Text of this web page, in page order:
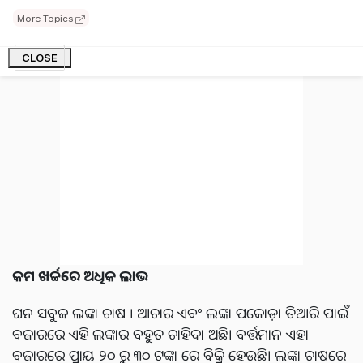
More Topics
CLOSE
ନଜରରୁ ରକ୍ଷା କରିବା ପାଇଁ ମଧ୍ୟ ବ୍ୟବହାର କରନ୍ତି।
କମ ଖର୍ଚ୍ଚରେ ଅଧିକ ଲାଭ
ଘନ ସବୁଜ ଲଙ୍କା ଚାଷ । ଆଚାର ଏବଂ ଲଙ୍କା ପକୋଡ଼ା ତିଆରି ପାଇଁ
ବଜାରରେ ଏହି ଲଙ୍କାର ବହୁତ ଚାହିଦା ଅଛି। ବର୍ତ୍ତମାନ ଏହା
ବଜାରରେ ପ୍ରାୟ ୨୦ ରୁ ୩୦ ଟଙ୍କା ରେ ବିକ୍ରି ହେଉଛି। ଲଙ୍କା ଚାଷରେ